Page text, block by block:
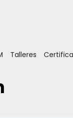
Talleres